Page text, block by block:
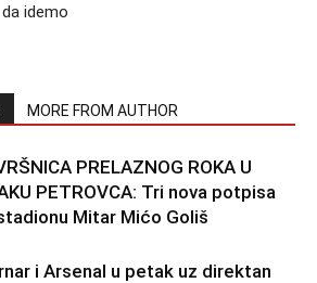
idemo
MORE FROM AUTHOR
PRELAZNOG ROKA U
PETROVCA: Tri nova potpisa
Mitar Mićo Goliš
i Arsenal u petak uz direktan